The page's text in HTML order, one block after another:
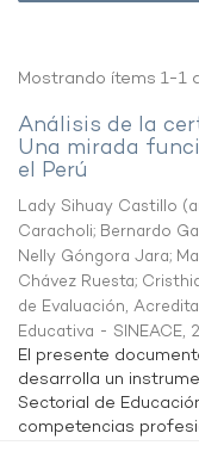
Mostrando ítems 1-1
Análisis de la
Una mirada
el Perú
Lady Sihuay Castillo
Caracholi; Bernardo
Nelly Góngora Jara;
Chávez Ruesta;
de Evaluación,
Educativa - SINEACE,
El presente
desarrolla un
Sectorial de
competencias